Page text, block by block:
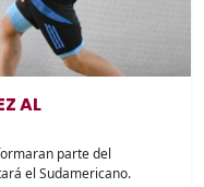
AL
parte del
el Sudamericano.